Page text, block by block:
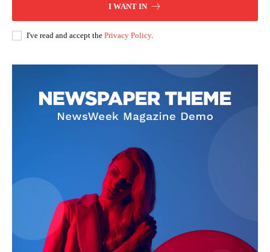
I WANT IN
I've read and accept the Privacy Policy.